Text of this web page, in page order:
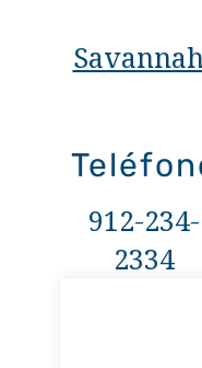
912-234-
2334